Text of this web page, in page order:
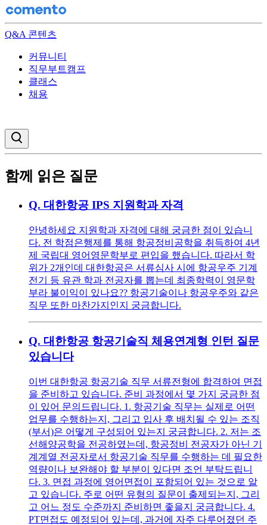
Q&A 콘텐츠
커뮤니티
직무부트캠프
클래스
채용
함께 읽은 질문
Q. 대한항공 IPS 지원학과 자격
안녕하세요 지원학과 자격에 대해 궁금한 점이 있습니
다. 전 학점은행제를 통해 항공정비공학을 취득하여 4년
제 국립대 영어영문학부로 편입을 했습니다. 따라서 학
위가 2개인데 대한항공은 서류심사 시에 항공우주 기계
전기 등 유관 학과 전공자를 뽑는데 최종학력이 영문학
부라 불이익이 있나요?? 항공기술이나 항공우주와 같은
직무 또한 마찬가지인지 궁금합니다.
Q. 대한항공 항공기술직 체용연계형 인턴 질문
있습니다
이번 대한항공 항공기술 직무 서류전형에 합격하여 면접
을 준비하고 있습니다. 준비 과정에서 몇 가지 궁금한 점
이 있어 문의드립니다. 1. 항공기술 직무는 실제로 어떤
업무를 수행하는지, 그리고 입사 후 배치될 수 있는 조직
(부서)은 어떻게 구성되어 있는지 궁금합니다. 2. 저는 조
선해양공학을 전공하였는데, 항공정비 전공자가 아닌 기
계계열 전공자로서 항공기술 직무를 수행하는 데 필요한
역량이나 보완해야 할 부분이 있다면 조언 부탁드립니
다. 3. 면접 과정에 영어면접이 포함되어 있는 것으로 알
고 있습니다. 주로 어떤 유형의 질문이 출제되는지, 그리
고 어느 정도 수준까지 준비하면 좋을지 궁금합니다. 4.
PT면접도 예정되어 있는데, 과거에 자주 다루어졌던 주